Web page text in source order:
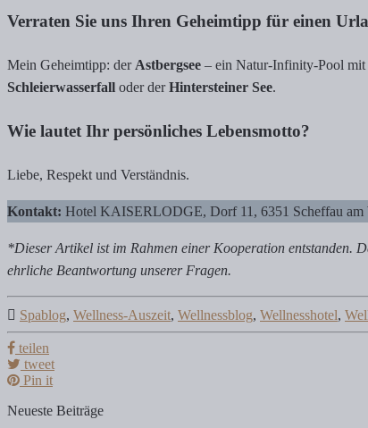
Verraten Sie uns Ihren Geheimtipp für einen
Mein Geheimtipp: der Astbergsee – ein Natur-Infinity-Pool
Schleierwasserfall oder derHintersteiner See.
Wie lautet Ihr persönliches Lebensmotto?
Liebe, Respekt und Verständnis.
Kontakt: Hotel KAISERLODGE, Dorf 11, 6351 Scheffau am
*Dieser Artikel ist im Rahmen einer Kooperation entstanden.
ehrliche Beantwortung unserer Fragen.
Spablog, Wellness-Auszeit, Wellnessblog, Wellnesshotel,
teilen
tweet
Pin it
Neueste Beiträge